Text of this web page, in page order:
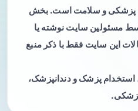
پزشکی و سلامت است. بخش
مسئولین سایت نوشته یا
این سایت فقط با ذکر منبع
پزشک و دندانپزشک،